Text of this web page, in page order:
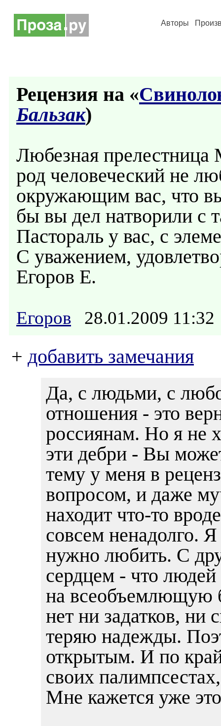
Авторы
Рецензия на «
Бальзак)
Любезная прелестница
род человеческий не
окружающим вас, что
бы вы дел натворили с
Пастораль у вас, с
С уважением,
Егоров Е.
Егоров 28.01.2009
+ добавить замечания
Да, с людьми, с
отношения - это
россиянам. Но я не
эти дебри - Вы
тему у меня в
вопросом, и даже
находит что-то
совсем ненадолго.
нужно любить. С
сердцем - что
на всеобъемлющую
нет ни задатков,
теряю надежды.
открытым. И по
своих
Мне кажется уже